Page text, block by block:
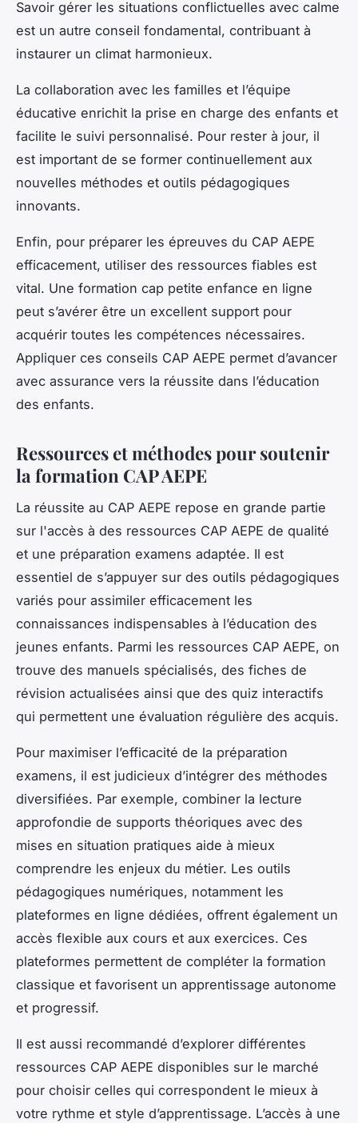
Savoir gérer les situations conflictuelles avec calme
est un autre conseil fondamental, contribuant à
instaurer un climat harmonieux.
La collaboration avec les familles et l’équipe
éducative enrichit la prise en charge des enfants et
facilite le suivi personnalisé. Pour rester à jour, il
est important de se former continuellement aux
nouvelles méthodes et outils pédagogiques
innovants.
Enfin, pour préparer les épreuves du CAP AEPE
efficacement, utiliser des ressources fiables est
vital. Une formation cap petite enfance en ligne
peut s’avérer être un excellent support pour
acquérir toutes les compétences nécessaires.
Appliquer ces conseils CAP AEPE permet d’avancer
avec assurance vers la réussite dans l’éducation
des enfants.
Ressources et méthodes pour soutenir
la formation CAP AEPE
La réussite au CAP AEPE repose en grande partie
sur l'accès à des ressources CAP AEPE de qualité
et une préparation examens adaptée. Il est
essentiel de s’appuyer sur des outils pédagogiques
variés pour assimiler efficacement les
connaissances indispensables à l’éducation des
jeunes enfants. Parmi les ressources CAP AEPE, on
trouve des manuels spécialisés, des fiches de
révision actualisées ainsi que des quiz interactifs
qui permettent une évaluation régulière des acquis.
Pour maximiser l’efficacité de la préparation
examens, il est judicieux d’intégrer des méthodes
diversifiées. Par exemple, combiner la lecture
approfondie de supports théoriques avec des
mises en situation pratiques aide à mieux
comprendre les enjeux du métier. Les outils
pédagogiques numériques, notamment les
plateformes en ligne dédiées, offrent également un
accès flexible aux cours et aux exercices. Ces
plateformes permettent de compléter la formation
classique et favorisent un apprentissage autonome
et progressif.
Il est aussi recommandé d’explorer différentes
ressources CAP AEPE disponibles sur le marché
pour choisir celles qui correspondent le mieux à
votre rythme et style d’apprentissage. L’accès à une